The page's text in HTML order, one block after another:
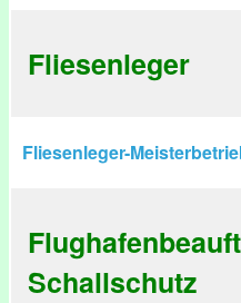
Fliesenleger
Fliesenleger-
Schallschutz